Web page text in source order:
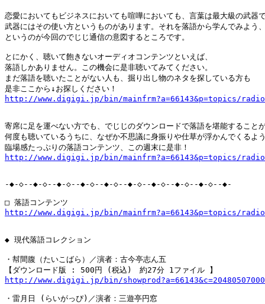
恋愛においてもビジネスにおいても喧嘩においても、言葉は最大級の武器
武器にはその使い方というものがあります。それを落語から学んでみよう
というのが今回のでじじ通信の意図するところです。
とにかく、聴いて飽きないオーディオコンテンツといえば、
落語しかありません。この機会に是非聴いてみてください。
まだ落語を聴いたことがない人も、掘り出し物のネタを探している方も
http://www.digigi.jp/bin/mainfrm?a=66143&p=topics/
寄席に足を運べない方でも、でじじのダウンロードで落語を堪能すること
何度も聴いているうちに、なぜか不思議に身振りや仕草が浮かんでくるよ
http://www.digigi.jp/bin/mainfrm?a=66143&p=topics/
-◆-◇--◆-◇--◆-◇--◆-◇--◆-◇--◆-◇--◆-◇--◆-◇--◆-◇--◆-
http://www.digigi.jp/bin/mainfrm?a=66143&p=topics/
◆ 現代落語コレクション
・幇間腹（たいこばら）／演者：古今亭志ん五
http://www.digigi.jp/bin/
・雷月日 (らいがっぴ)／演者：三遊亭円窓